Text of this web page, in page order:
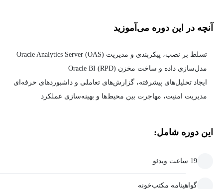
آنچه در این دوره می‌آموزید
تسلط بر نصب، پیکربندی و مدیریت Oracle Analytics Server (OAS)
مدل‌سازی داده و ساخت مخزن Oracle BI (RPD)
ایجاد تحلیل‌های پیشرفته، گزارش‌های تعاملی و داشبوردهای حرفه‌ای
مدیریت امنیت، مهاجرت بین محیط‌ها و بهینه‌سازی عملکرد
این دوره شامل:
19 ساعت ویدئو
گواهینامه مکتب‌خونه